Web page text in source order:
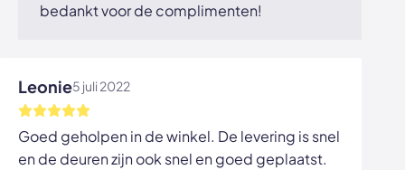
bedankt voor de complimenten!
Leonie5 juli 2022
Goed geholpen in de winkel. De levering is snel
en de deuren zijn ook snel en goed geplaatst.